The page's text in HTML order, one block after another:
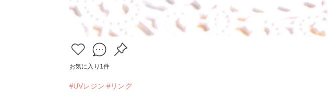
お気に入り 1件
#UVレジン #リング